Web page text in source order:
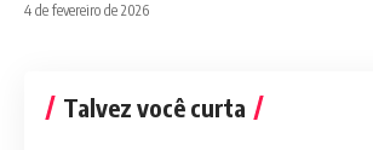
4 de fevereiro de 2026
Talvez você curta